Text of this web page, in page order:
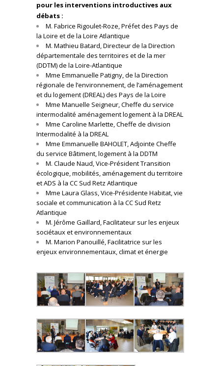
pour les interventions introductives aux
débats :
M. Fabrice Rigoulet-Roze, Préfet des Pays de
la Loire et de la Loire Atlantique
M. Mathieu Batard, Directeur de la Direction
départementale des territoires et de la mer
(DDTM) de la Loire-Atlantique
Mme Emmanuelle Patigny, de la Direction
régionale de l’environnement, de l’aménagement
et du logement (DREAL) des Pays de la Loire
Mme Manuelle Seigneur, Cheffe du service
intermodalité aménagement logement à la DREAL
Mme Caroline Marlette, Cheffe de division
Intermodalité à la DREAL
Mme Emmanuelle BAHOLET, Adjointe Cheffe
du service Bâtiment, logement à la DDTM
M. Claude Naud, Vice-Président Transition
écologique, mobilités, aménagement du territoire
et ADS à la CC Sud Retz Atlantique
Mme Laura Glass, Vice-Présidente Habitat, vie
sociale et communication à la CC Sud Retz
Atlantique
M. Jérôme Gaillard, Facilitateur sur les enjeux
sociétaux et environnementaux
M. Marion Panouillé, Facilitatrice sur les
enjeux environnementaux, climat et énergie